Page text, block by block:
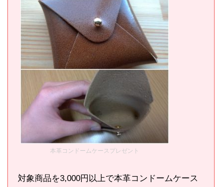
本革コンドームケースプレゼント
対象商品を3,000円以上で本革コンドームケース